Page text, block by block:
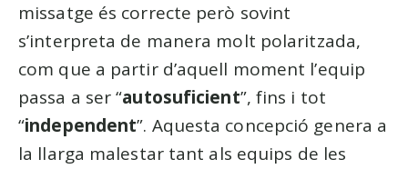
missatge és correcte però sovint
s’interpreta de manera molt polaritzada,
com que a partir d’aquell moment l’equip
passa a ser “autosuficient”, fins i tot
“independent”. Aquesta concepció genera a
la llarga malestar tant als equips de les